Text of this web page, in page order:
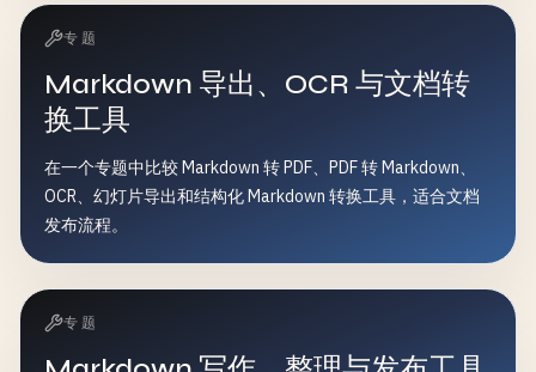
专题
Markdown 导出、OCR 与文档转
换工具
在一个专题中比较 Markdown 转 PDF、PDF 转 Markdown、
OCR、幻灯片导出和结构化 Markdown 转换工具，适合文档
发布流程。
专题